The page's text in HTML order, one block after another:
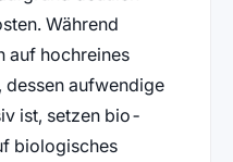
Während
auf hochreines
dessen aufwendige
ist, setzen bio-
biologisches